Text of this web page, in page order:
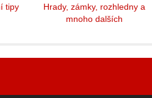
tipy
Hrady, zámky, rozhledny a
mnoho dalších